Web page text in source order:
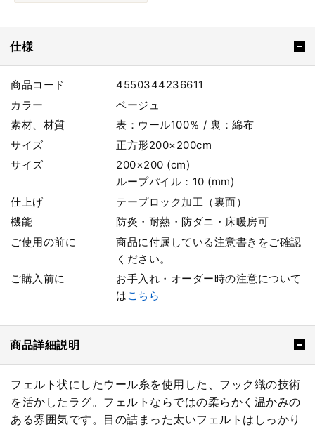
仕様
商品コード
4550344236611
カラー
ベージュ
素材、材質
表：ウール100％ / 裏：綿布
サイズ
正方形200×200cm
サイズ
200×200 (cm)
ループパイル：10 (mm)
仕上げ
テープロック加工（裏面）
機能
防炎・耐熱・防ダニ・床暖房可
ご使用の前に
商品に付属している注意書きをご確認
ください。
ご購入前に
お手入れ・オーダー時の注意について
は こちら
商品詳細説明
フェルト状にしたウール糸を使用した、フック織の技術
を活かしたラグ。フェルトならではの柔らかく温かみの
ある雰囲気です。目の詰まった太いフェルトはしっかり